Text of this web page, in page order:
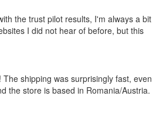
the trust pilot results, I'm always a bit
I did not hear of before, but this
shipping was surprisingly fast, even
the store is based in Romania/Austria.